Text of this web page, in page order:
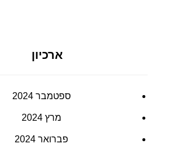
ארכיון
ספטמבר 2024
מרץ 2024
פברואר 2024